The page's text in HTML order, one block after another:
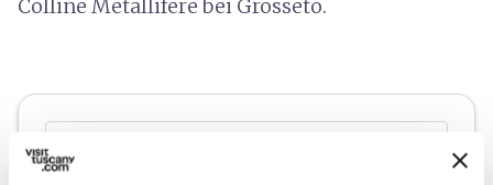
Colline Metallifere bei Grosseto.